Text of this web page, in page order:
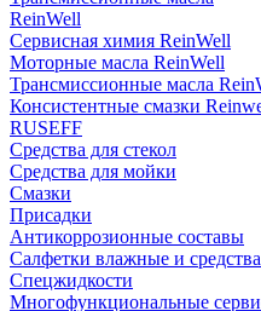
ReinWell
Сервисная химия ReinWell
Моторные масла ReinWell
Трансмиссионные масла
Консистентные смазки
RUSEFF
Средства для стекол
Средства для мойки
Смазки
Присадки
Антикоррозионные составы
Салфетки влажные и
Спецжидкости
Многофункциональные